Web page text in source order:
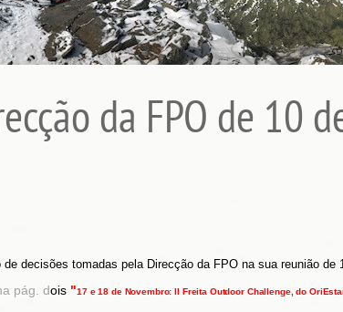
da FPO de 10
decisões tomadas pela Direcção da FPO na sua reunião de
pág. dois "17 e 18 de Novembro: II Freita Outdoor Challenge, do